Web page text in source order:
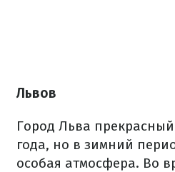
Львов
Город Льва
года, но в зимний
особая атмосфера. Во